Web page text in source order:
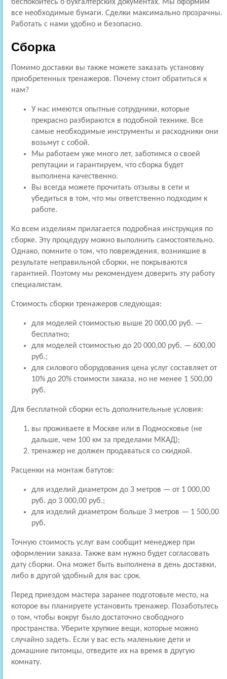
беспокойтесь о бухгалтерских документах. Мы оформим
все необходимые бумаги. Сделки максимально прозрачны.
Работать с нами удобно и безопасно.
Сборка
Помимо доставки вы также можете заказать установку
приобретенных тренажеров. Почему стоит обратиться к
нам?
У нас имеются опытные сотрудники, которые
прекрасно разбираются в подобной технике. Все
самые необходимые инструменты и расходники они
возьмут с собой.
Мы работаем уже много лет, заботимся о своей
репутации и гарантируем, что сборка будет
выполнена качественно.
Вы всегда можете прочитать отзывы в сети и
убедиться в том, что мы ответственно подходим к
работе.
Ко всем изделиям прилагается подробная инструкция по
сборке. Эту процедуру можно выполнить самостоятельно.
Однако, помните о том, что повреждения, возникшие в
результате неправильной сборки, не покрываются
гарантией. Поэтому мы рекомендуем доверить эту работу
специалистам.
Стоимость сборки тренажеров следующая:
для моделей стоимостью выше 20 000,00 руб. —
бесплатно;
для моделей стоимостью до 20 000,00 руб. — 600,00
руб.;
для силового оборудования цена услуг составляет от
10% до 20% стоимости заказа, но не менее 1 500,00
руб.
Для бесплатной сборки есть дополнительные условия:
вы проживаете в Москве или в Подмосковье (не
дальше, чем 100 км за пределами МКАД);
тренажер не должен продаваться со скидкой.
Расценки на монтаж батутов:
для изделий диаметром до 3 метров — от 1 000,00
руб. до 3 000,00 руб.;
для изделий диаметром больше 3 метров — 1 500,00
руб.
Точную стоимость услуг вам сообщит менеджер при
оформлении заказа. Также вам нужно будет согласовать
дату сборки. Она может быть выполнена в день доставки,
либо в другой удобный для вас срок.
Перед приездом мастера заранее подготовьте место, на
которое вы планируете установить тренажер. Позаботьтесь
о том, чтобы вокруг было достаточно свободного
пространства. Уберите хрупкие вещи, которые можно
случайно задеть. Если у вас есть маленькие дети и
домашние питомцы, отведите их на время в другую
комнату.